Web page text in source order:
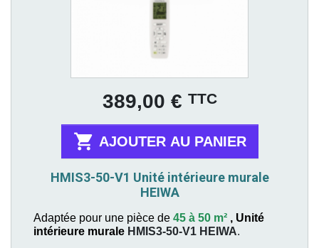
389,00 € TTC
 AJOUTER AU PANIER
HMIS3-50-V1 Unité intérieure murale
HEIWA
Adaptée pour une pièce de 45 à 50 m² , Unité
intérieure murale HMIS3-50-V1 HEIWA.